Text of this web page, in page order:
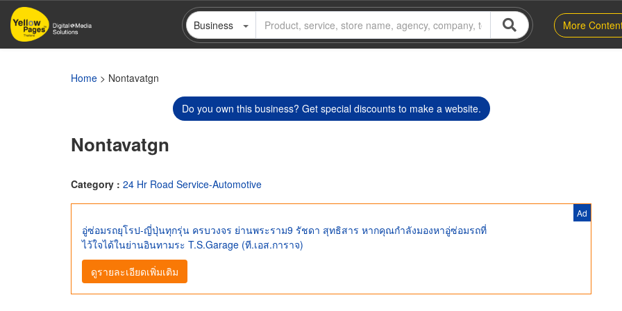
Skip
main
Business More
Home > Nontavatgn
Do you own this business? Get special discounts to make a website.
Nontavatgn
Category : 24 Hr Road Service-Automotive
Ad
อู่ซ่อมรถยุโรป-ญี่ปุ่นทุกรุ่น ครบวงจร ย่านพระราม9 รัชดา สุทธิสาร หากคุณกำลังมองหาอู่ซ่อมรถที่
ไว้ใจได้ในย่านอินทามระ T.S.Garage (ที.เอส.การาจ)
ดูรายละเอียดเพิ่มเติม